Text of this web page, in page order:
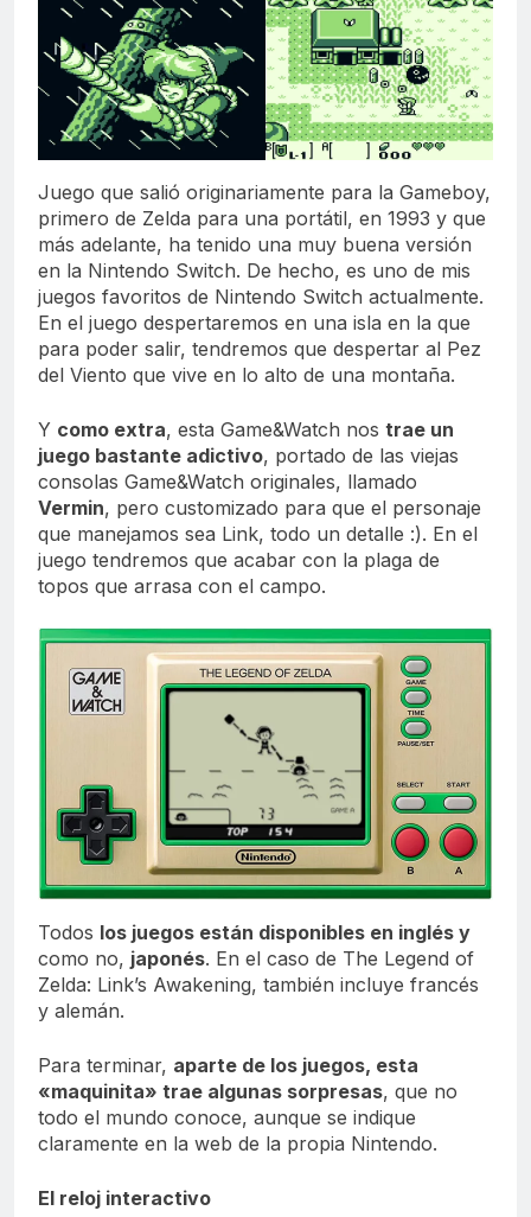
Juego que salió originariamente para la Gameboy,
primero de Zelda para una portátil, en 1993 y que
más adelante, ha tenido una muy buena versión
en la Nintendo Switch. De hecho, es uno de mis
juegos favoritos de Nintendo Switch actualmente.
En el juego despertaremos en una isla en la que
para poder salir, tendremos que despertar al Pez
del Viento que vive en lo alto de una montaña.
Y como extra, esta Game&Watch nos trae un
juego bastante adictivo, portado de las viejas
consolas Game&Watch originales, llamado
Vermin, pero customizado para que el personaje
que manejamos sea Link, todo un detalle :). En el
juego tendremos que acabar con la plaga de
topos que arrasa con el campo.
Todos los juegos están disponibles en inglés y
como no, japonés. En el caso de The Legend of
Zelda: Link’s Awakening, también incluye francés
y alemán.
Para terminar, aparte de los juegos, esta
«maquinita» trae algunas sorpresas, que no
todo el mundo conoce, aunque se indique
claramente en la web de la propia Nintendo.
El reloj interactivo